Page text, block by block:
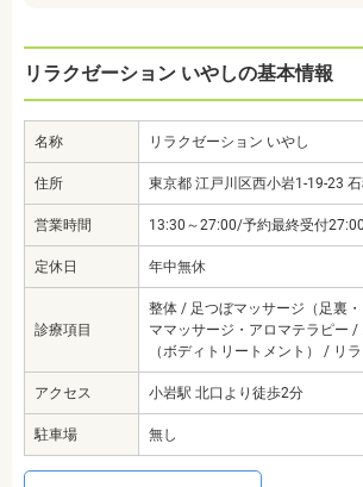
リラクゼーション いやしの基本情報
名称 リラクゼーション いやし
住所 東京都 江戸川区西小岩1-19-23
営業時間 13:30～27:00/予約最終受付27:00
定休日 年中無休
診療項目
整体 / 足つぼマッサージ（足裏
ママッサージ・アロマテラピー /
（ボディトリートメント） / リ
アクセス 小岩駅 北口より徒歩2分
駐車場 無し